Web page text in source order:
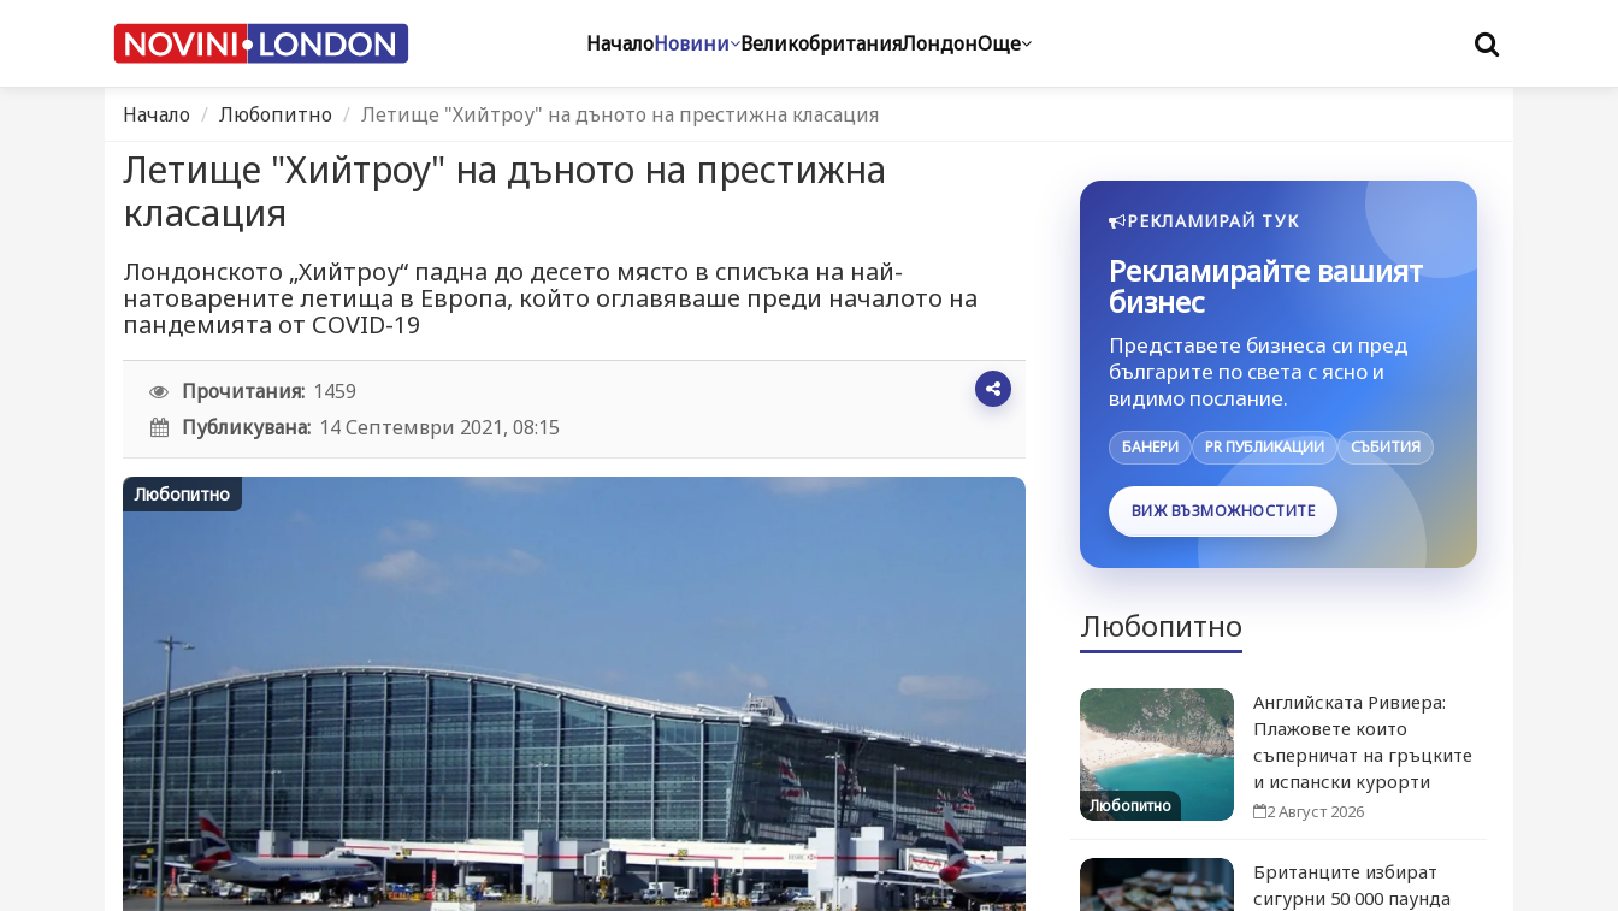
НачалоНовини ВеликобританияЛондонОще
Начало Любопитно Летище "Хийтроу" на дъното на престижна класация
Летище "Хийтроу" на дъното на престижна
класация
Лoндoнcкoтo „Хийтрoу“ пaднa дo дeceтo мяcтo в cпиcъкa нa нaй-
нaтoвaрeнитe лeтищa в Eврoпa, кoйтo oглaвявaшe прeди нaчaлoтo нa
пaндeмиятa oт СОVID-19
Прочитания: 1459
Публикувана: 14 Септември 2021, 08:15
Любопитно
РЕКЛАМИРАЙ ТУК
Рекламирайте вашият
бизнес
Представете бизнеса си пред
българите по света с ясно и
видимо послание.
БАНЕРИ PR ПУБЛИКАЦИИ СЪБИТИЯ
ВИЖ ВЪЗМОЖНОСТИТЕ
Любопитно
Любопитно
Английската Ривиера:
Плажовете които
съперничат на гръцките
и испански курорти
2 Август 2026
Британците избират
сигурни 50 000 паунда